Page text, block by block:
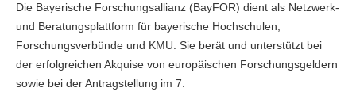
Die Bayerische Forschungsallianz (BayFOR) dient als Netzwerk-
und Beratungsplattform für bayerische Hochschulen,
Forschungsverbünde und KMU. Sie berät und unterstützt bei
der erfolgreichen Akquise von europäischen Forschungsgeldern
sowie bei der Antragstellung im 7.